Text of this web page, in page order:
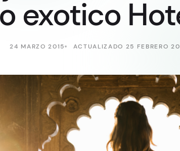
exotico
24 MARZO 2015 ACTUALIZADO 25 FEBRERO